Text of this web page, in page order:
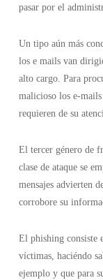
pasar por el
Un tipo aún más
los e mails van
alto cargo. Para
malicioso los e-mails
requieren de su
El tercer género de
clase de ataque se
mensajes advierten
corrobore su
El phishing consiste
víctimas, haciéndo
ejemplo y que para